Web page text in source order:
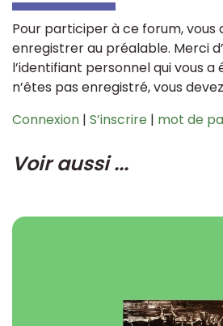
Pour participer à ce forum, vous
enregistrer au préalable. Merci
l’identifiant personnel qui vous a
n’êtes pas enregistré, vous
Connexion | S’inscrire | mot de
Voir aussi ...